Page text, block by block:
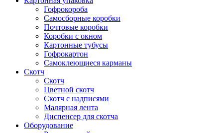
Гофрокороба
Самосборные коробки
Почтовые коробки
Коробки с окном
Картонные тубусы
Гофрокартон
Самоклеющиеся карманы
Скотч
Скотч
Цветной скотч
Скотч с надписями
Малярная лента
Диспенсер для скотча
Оборудование